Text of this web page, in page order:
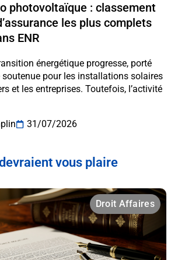
photovoltaïque : classement
les plus complets
ENR
énergétique progresse, porté
soutenue pour les installations solaires
et les entreprises. Toutefois, l’activité
31/07/2026
vous plaire
Droit Affaires